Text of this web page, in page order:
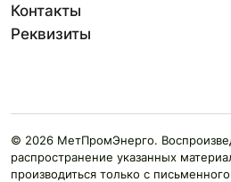
Контакты
Реквизиты
© 2026 МетПромЭнерго.
распространение указанных
производиться только с